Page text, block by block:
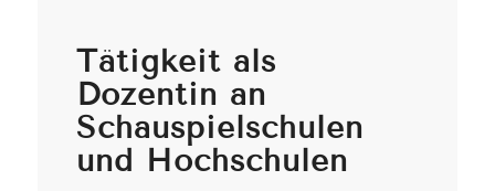
Tätigkeit als
Dozentin an
Schauspielschulen
und Hochschulen